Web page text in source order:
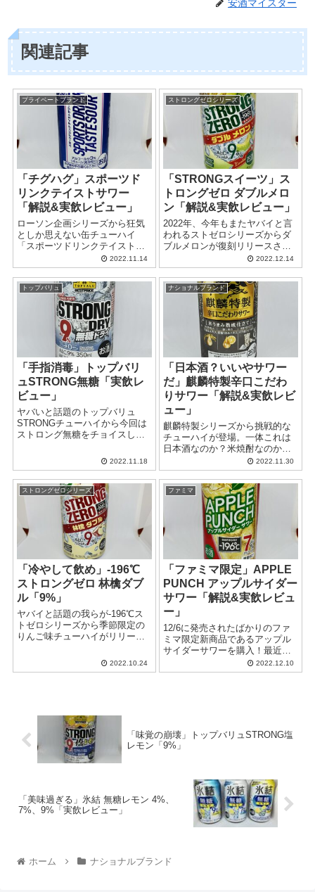
安酒マイスター
関連記事
プライベートブランド
「チグハグ」スポーツド
リンクテイストサワー
「解説&実飲レビュー」
ローソン企画シリーズから狂気
としか思えない缶チューハイ
「スポーツドリンクテイストサ
ワー」が限定発売。知る人ぞ知
る酒とスポドリという禁断の組
み合わせであるこの代物、解説
を交えながらうまいのかマズい
のか実飲して徹底レビューとい
きましょう。
2022.11.14
ストロングゼロシリーズ
「STRONGスイーツ」ス
トロングゼロ ダブルメロ
ン「解説&実飲レビュー」
2022年、今年もまたヤバイと言
われるストゼロシリーズからダ
ブルメロンが復刻リリースされ
ました。昨年は驚愕の甘さを誇
っていたこのチューハイです
が、今年もまた美味しいのか、
それともまずいのか。解説&実飲
レビューといきましょう。
2022.12.14
トップバリュ
「手指消毒」トップバリ
ュSTRONG無糖「実飲レ
ビュー」
ヤバいと話題のトップバリュ
STRONGチューハイから今回は
ストロング無糖をチョイスして
みましたので、うまいかマズい
か細かいところまで言いたい放
題評価して参りましょう！
2022.11.18
ナショナルブランド
「日本酒？いいやサワー
だ」麒麟特製辛口こだわ
りサワー「解説&実飲レビ
ュー」
麒麟特製シリーズから挑戦的な
チューハイが登場。一体これは
日本酒なのか？米焼酎なのか？
口コミで散々な評価も見受けら
れるこれがはたして美味いのか
マズいのか、徹底解説と実飲レ
ビューで確かめて参りましょ
2022.11.30
ストロングゼロシリーズ
「冷やして飲め」-196℃
ストロングゼロ 林檎ダブ
ル「9%」
ヤバイと話題の我らが-196℃ス
トゼロシリーズから季節限定の
りんご味チューハイがリリー
うまいかマズいか細かいところ
まで言いたい放題評価して参り
2022.10.24
ファミマ
「ファミマ限定」APPLE
PUNCH アップルサイダー
サワー「解説&実飲レビュ
ー」
12/6に発売されたばかりのファ
ミマ限定新商品であるアップル
サイダーサワーを購入！最近流
行りの7%シリーズの一員とし
て、これが美味いのかマズいの
2022.12.10
「味覚の崩壊」トップバリュSTRONG塩
レモン「9%」
「美味過ぎる」氷結 無糖レモン 4%、
7%、9%「実飲レビュー」
ホーム ナショナルブランド